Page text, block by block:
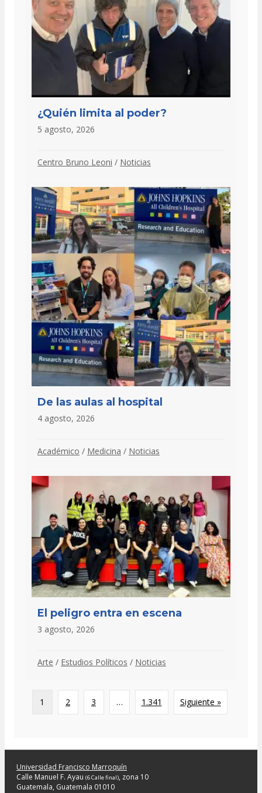
¿Quién limita al poder?
5 agosto, 2026
Centro Bruno Leoni / Noticias
De las aulas al hospital
4 agosto, 2026
Académico / Medicina / Noticias
El peligro entra en escena
3 agosto, 2026
Arte / Estudios Políticos / Noticias
1 2 3 … 1.341 Siguiente »
Universidad Francisco Marroquín
Calle Manuel F. Ayau (6 Calle final), zona 10
Guatemala, Guatemala 01010